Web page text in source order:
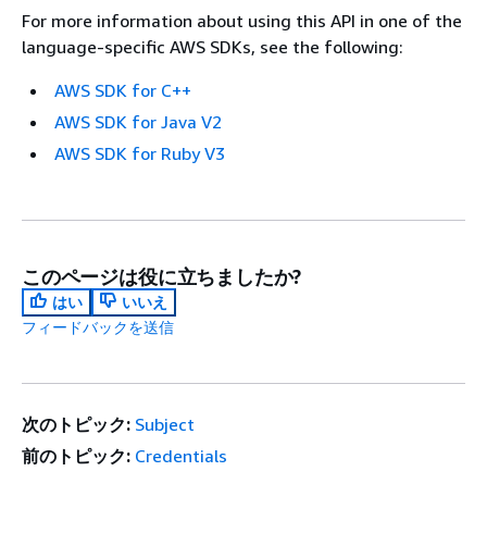
For more information about using this API in one of the
language-specific AWS SDKs, see the following:
AWS SDK for C++
AWS SDK for Java V2
AWS SDK for Ruby V3
このページは役に立ちましたか?
はい
いいえ
フィードバックを送信
次のトピック: Subject
前のトピック: Credentials